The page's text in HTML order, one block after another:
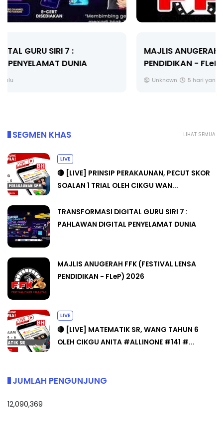
MAJLIS ANUGERAH FFK (FESTIVAL LENSA
PENDIDIKAN - FLeP) 2026
LIHAT SEMUA
SEGMEN KHAS
LIVE
🔴 [LIVE] PRINSIP PERAKAUNAN, PECUT SKOR
SOALAN 1 TRIAL OLEH CIKGU WAN...
TRANSFORMASI DIGITAL GURU SIRI 7 :
PAHLAWAN DIGITAL PENYELAMAT DUNIA
MAJLIS ANUGERAH FFK (FESTIVAL LENSA
PENDIDIKAN - FLeP) 2026
LIVE
🔴 [LIVE] MATEMATIK SR, WANG TAHUN 6
OLEH CIKGU ANITA #ALLINONE #141 #...
JUMLAH PENGUNJUNG
12,090,369